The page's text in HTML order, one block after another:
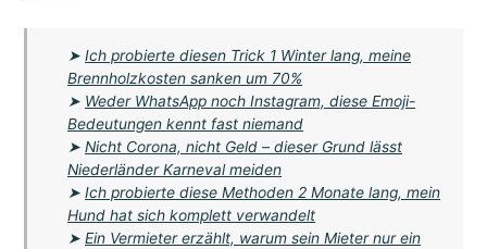
➤Ich probierte diesen Trick 1 Winter lang, meine
Brennholzkosten sanken um 70%
➤ Weder WhatsApp noch Instagram, diese Emoji-
Bedeutungen kennt fast niemand
➤Nicht Corona, nicht Geld – dieser Grund lässt
Niederländer Karneval meiden
➤Ich probierte diese Methoden 2 Monate lang, mein
Hund hat sich komplett verwandelt
➤Ein Vermieter erzählt, warum sein Mieter nur ein